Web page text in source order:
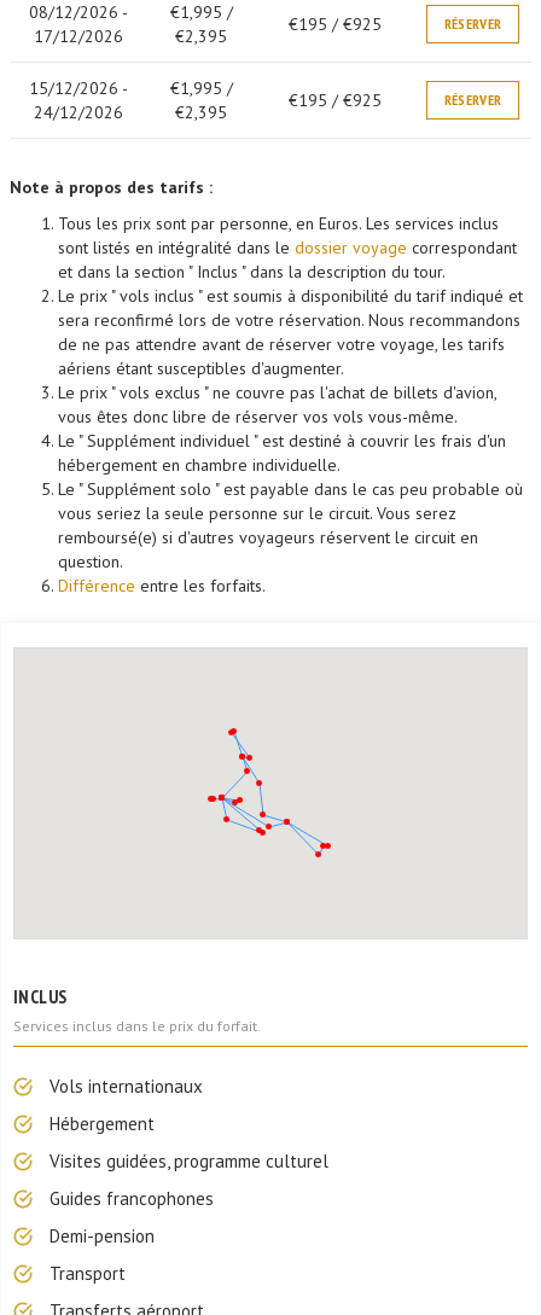
08/12/2026 -
17/12/2026
€1,995 /
€2,395
€195 / €925 RÉSERVER
15/12/2026 -
24/12/2026
€1,995 /
€2,395
€195 / €925 RÉSERVER
Note à propos des tarifs :
Tous les prix sont par personne, en Euros. Les services inclus
sont listés en intégralité dans le dossier voyage correspondant
et dans la section " Inclus " dans la description du tour.
Le prix " vols inclus " est soumis à disponibilité du tarif indiqué et
sera reconfirmé lors de votre réservation. Nous recommandons
de ne pas attendre avant de réserver votre voyage, les tarifs
aériens étant susceptibles d'augmenter.
Le prix " vols exclus " ne couvre pas l'achat de billets d'avion,
vous êtes donc libre de réserver vos vols vous-même.
Le " Supplément individuel " est destiné à couvrir les frais d'un
hébergement en chambre individuelle.
Le " Supplément solo " est payable dans le cas peu probable où
vous seriez la seule personne sur le circuit. Vous serez
remboursé(e) si d'autres voyageurs réservent le circuit en
question.
Différence entre les forfaits.
INCLUS
Services inclus dans le prix du forfait.
Vols internationaux
Hébergement
Visites guidées, programme culturel
Guides francophones
Demi-pension
Transport